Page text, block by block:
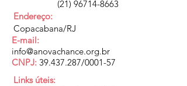
(21) 96714-8663
Endereço:
Copacabana/RJ
E-mail:
info@anovachance.org.br
CNPJ: 39.437.287/0001-57
Links úteis: